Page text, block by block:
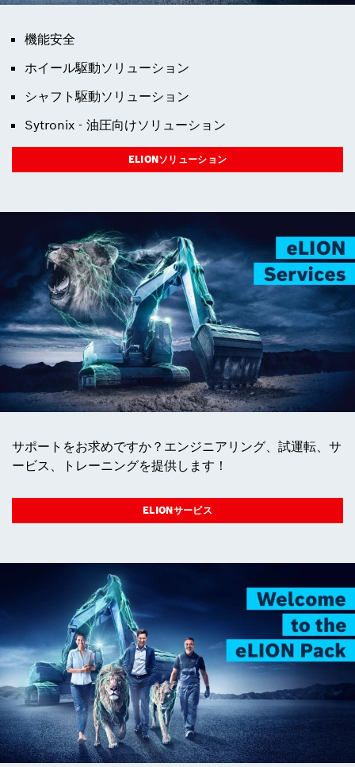
機能安全
ホイール駆動ソリューション
シャフト駆動ソリューション
Sytronix - 油圧向けソリューション
ELIONソリューション
サポートをお求めですか？エンジニアリング、試運転、サ
ービス、トレーニングを提供します！
ELIONサービス